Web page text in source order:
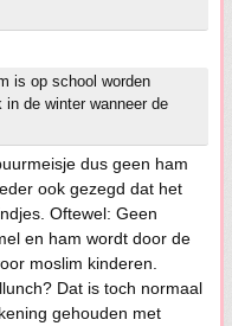
is op school worden
in de winter wanneer de
dus geen ham
ook gezegd dat het
Oftewel: Geen
en ham wordt door de
moslim kinderen.
Dat is toch normaal
gehouden met